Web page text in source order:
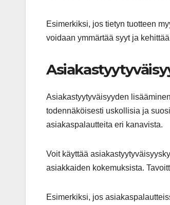
Esimerkiksi, jos tietyn tuotteen
voidaan ymmärtää syyt ja
Asiakastyytyväisyyden
todennäköisesti uskollisia ja
asiakaspalautteita eri kanavista.
Voit käyttää
asiakkaiden kokemuksista.
Esimerkiksi, jos